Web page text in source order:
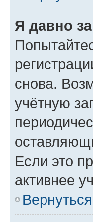
Я давно
снова.
учётную
Если это
активнее